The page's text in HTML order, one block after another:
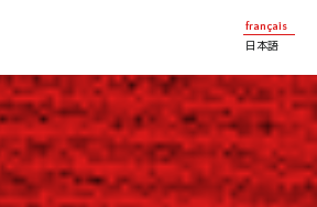
français
日本語